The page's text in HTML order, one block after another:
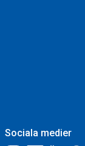
Sociala medier